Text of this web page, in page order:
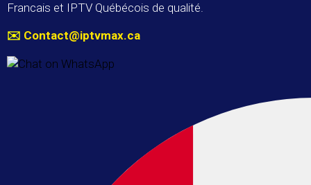
Francais et IPTV Québécois de qualité.
✉️ Contact@iptvmax.ca